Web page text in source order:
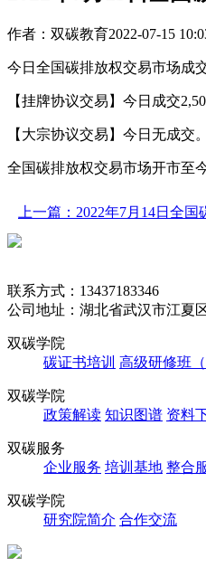
作者：双碳教育2022-07-15
今日全国碳排放权交易市场成
【挂牌协议交易】今日成交
【大宗协议交易】今日无成交。
全国碳排放权交易市场开市至
上一篇：2022年7月14日全
联系方式：13437183346
公司地址：湖北省武汉市江夏
双碳学院
碳证书培训 高级研修班
双碳学院
政策解读 知识图谱 资料
双碳服务
企业服务 培训基地 整合
双碳学院
研究院简介 合作交流